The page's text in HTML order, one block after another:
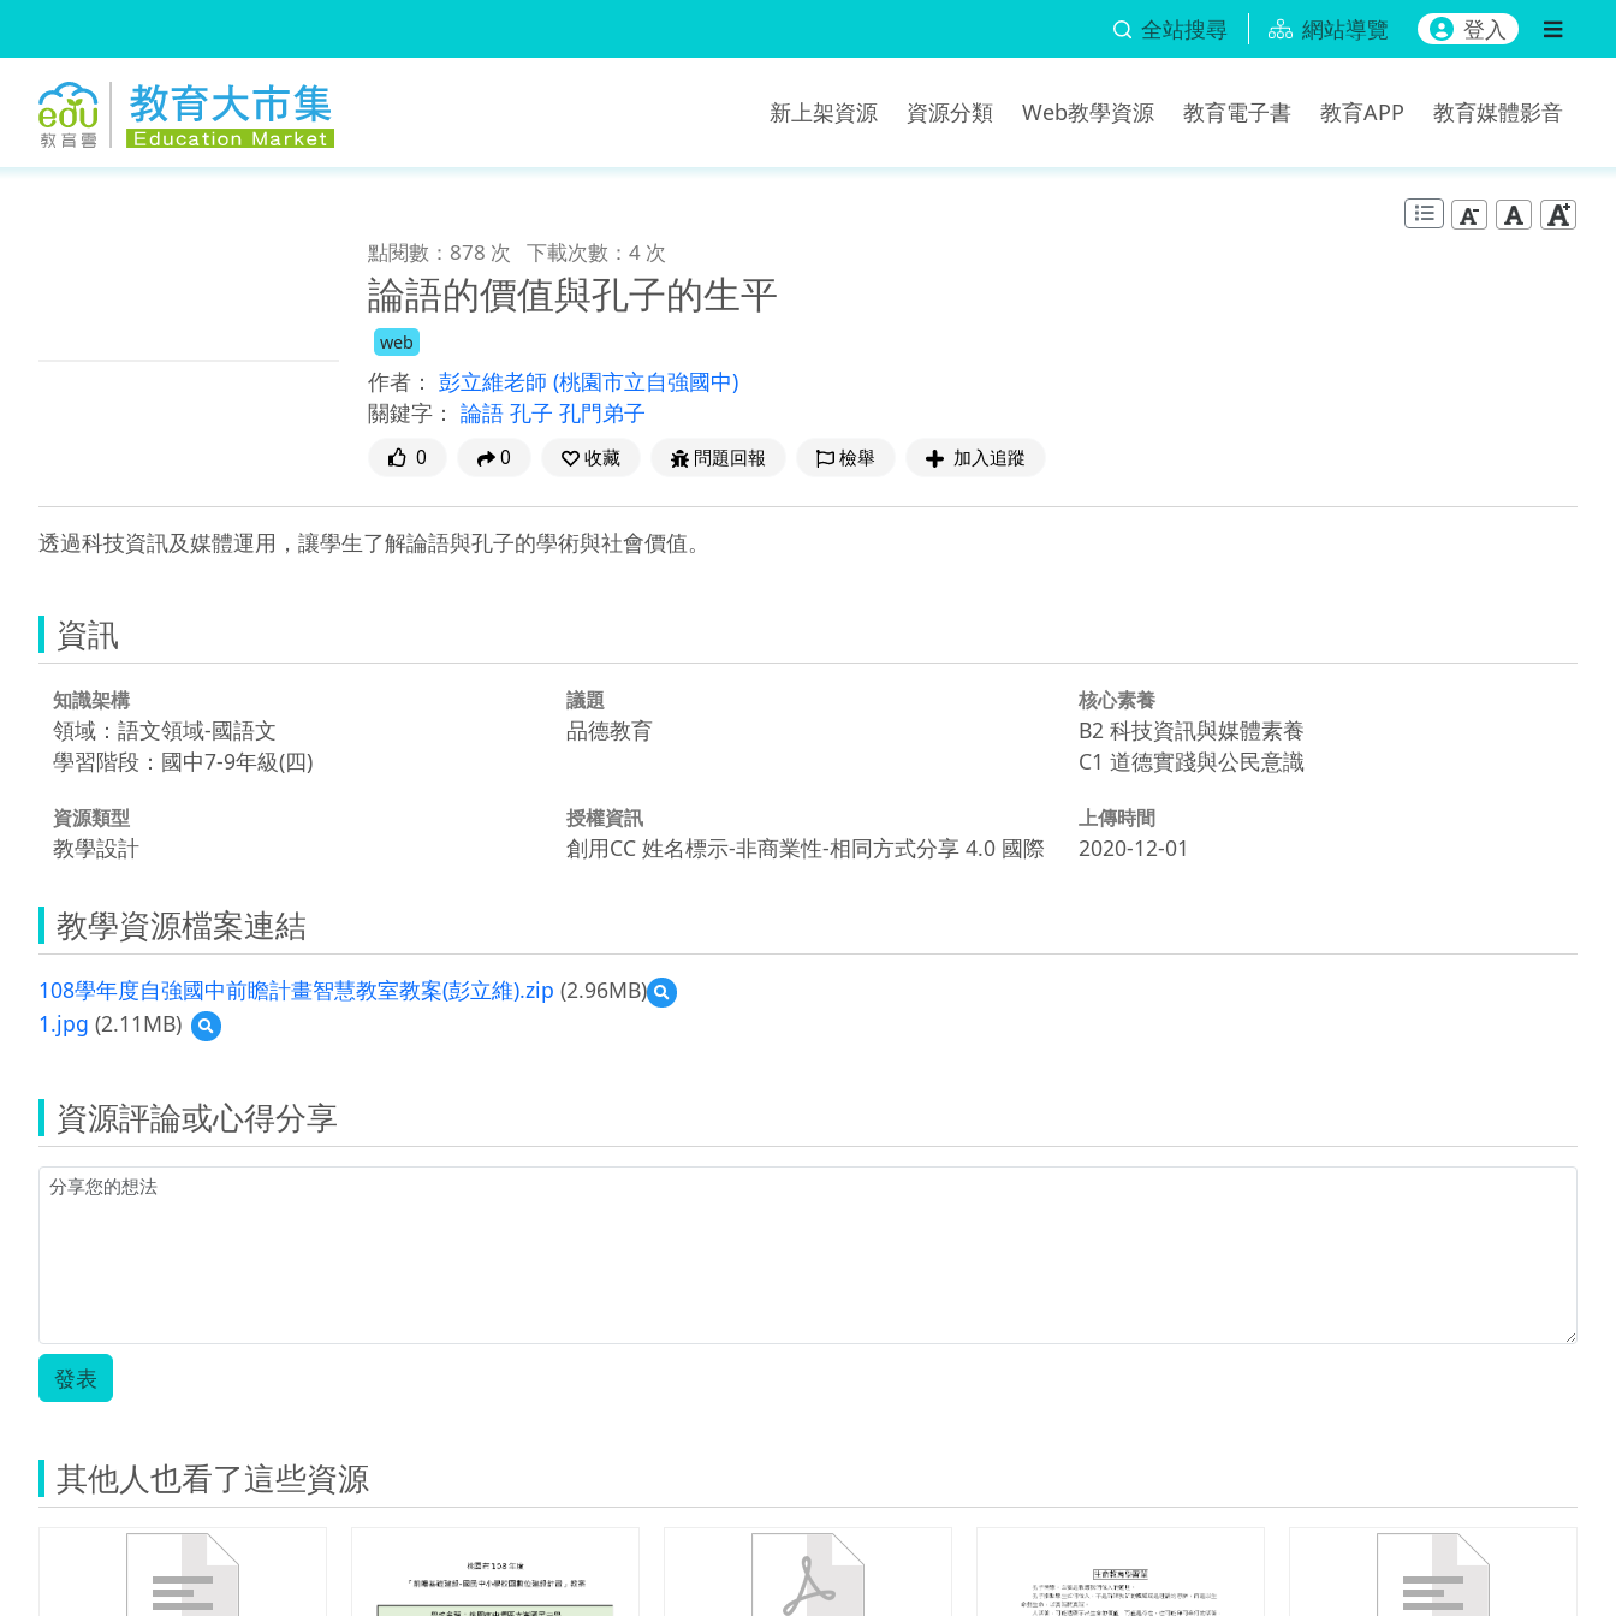
全站搜尋 網站導覽 登入
新上架資源 資源分類 Web教學資源 教育電子書 教育APP 教育媒體影音
點閱數：878 次 下載次數：4 次
論語的價值與孔子的生平
web
作者： 彭立維老師 (桃園市立自強國中)
關鍵字： 論語 孔子 孔門弟子
0 0 收藏 問題回報 檢舉 加入追蹤
透過科技資訊及媒體運用，讓學生了解論語與孔子的學術與社會價值。
資訊
知識架構
領域：語文領域-國語文
學習階段：國中7-9年級(四)
議題
品德教育
核心素養
B2 科技資訊與媒體素養
C1 道德實踐與公民意識
資源類型
教學設計
授權資訊
創用CC 姓名標示-非商業性-相同方式分享 4.0 國際
上傳時間
2020-12-01
教學資源檔案連結
108學年度自強國中前瞻計畫智慧教室教案(彭立維).zip (2.96MB)
預
覽
強
國
1.jpg (2.11MB)
預
覽
資源評論或心得分享
發表
其他人也看了這些資源